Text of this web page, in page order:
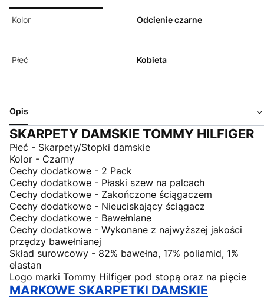
Kolor Odcienie czarne
Płeć Kobieta
Opis
SKARPETY DAMSKIE TOMMY HILFIGER
Płeć - Skarpety/Stopki damskie
Kolor - Czarny
Cechy dodatkowe - 2 Pack
Cechy dodatkowe - Płaski szew na palcach
Cechy dodatkowe - Zakończone ściągaczem
Cechy dodatkowe - Nieuciskający ściągacz
Cechy dodatkowe - Bawełniane
Cechy dodatkowe - Wykonane z najwyższej jakości
przędzy bawełnianej
Skład surowcowy - 82% bawełna, 17% poliamid, 1%
elastan
Logo marki Tommy Hilfiger pod stopą oraz na pięcie
MARKOWE SKARPETKI DAMSKIE